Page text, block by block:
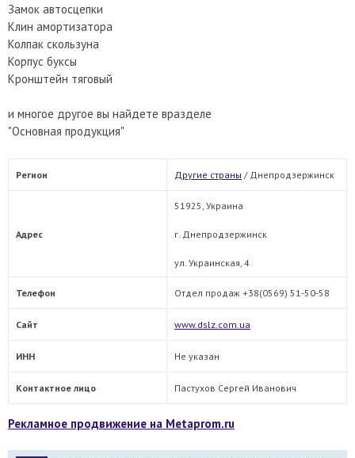
Замок автосцепки
Клин амортизатора
Колпак скользуна
Корпус буксы
Кронштейн тяговый
и многое другое вы найдете вразделе
"Основная продукция"
Регион Другие страны / Днепродзержинск
Адрес
51925, Украина
г. Днепродзержинск
ул. Украинская, 4
Телефон Отдел продаж +38(0569) 51-50-58
Сайт www.dslz.com.ua
ИНН Не указан
Контактное лицо Пастухов Сергей Иванович
Рекламное продвижение на Metaprom.ru